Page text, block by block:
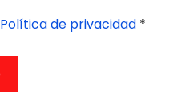
Política de privacidad *